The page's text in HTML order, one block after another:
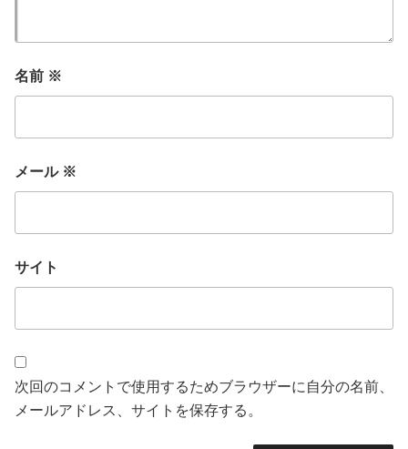
名前 ※
メール ※
サイト
次回のコメントで使用するためブラウザーに自分の名前、
メールアドレス、サイトを保存する。